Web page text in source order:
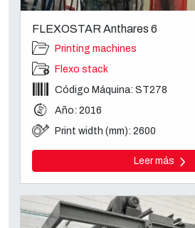
FLEXOSTAR Anthares 6
Printing machines
Flexo stack
Código Máquina: ST278
Año: 2016
Print width (mm): 2600
Leer más